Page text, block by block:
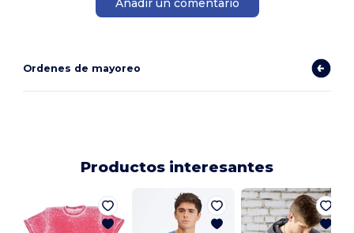
Añadir un comentario
Ordenes de mayoreo
Productos interesantes